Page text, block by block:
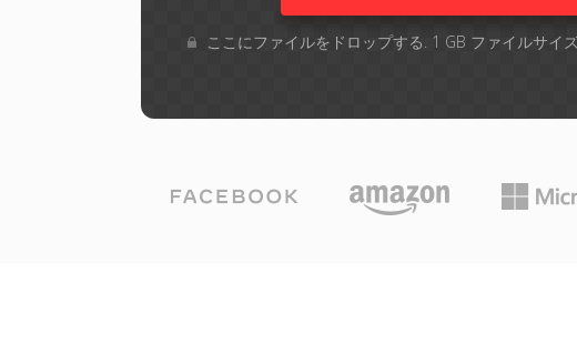
ここにファイルをドロップする. 1 GB ファイルサイ